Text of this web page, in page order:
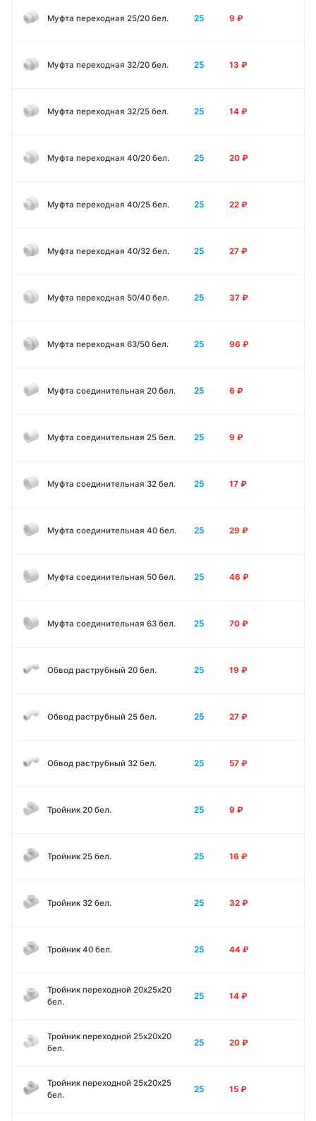
Муфта переходная 25/20 бел. 25 9 ₽
Муфта переходная 32/20 бел. 25 13 ₽
Муфта переходная 32/25 бел. 25 14 ₽
Муфта переходная 40/20 бел. 25 20 ₽
Муфта переходная 40/25 бел. 25 22 ₽
Муфта переходная 40/32 бел. 25 27 ₽
Муфта переходная 50/40 бел. 25 37 ₽
Муфта переходная 63/50 бел. 25 96 ₽
Муфта соединительная 20 бел. 25 6 ₽
Муфта соединительная 25 бел. 25 9 ₽
Муфта соединительная 32 бел. 25 17 ₽
Муфта соединительная 40 бел. 25 29 ₽
Муфта соединительная 50 бел. 25 46 ₽
Муфта соединительная 63 бел. 25 70 ₽
Обвод раструбный 20 бел. 25 19 ₽
Обвод раструбный 25 бел. 25 27 ₽
Обвод раструбный 32 бел. 25 57 ₽
Тройник 20 бел. 25 9 ₽
Тройник 25 бел. 25 16 ₽
Тройник 32 бел. 25 32 ₽
Тройник 40 бел. 25 44 ₽
Тройник переходной 20х25х20
бел.
25 14 ₽
Тройник переходной 25х20х20
бел.
25 20 ₽
Тройник переходной 25х20х25
бел.
25 15 ₽